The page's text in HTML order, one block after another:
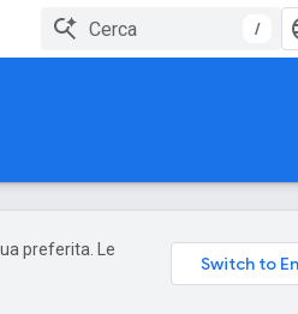
/
preferita. Le